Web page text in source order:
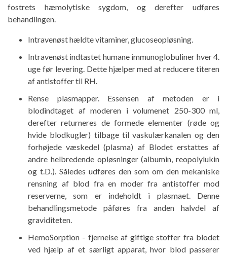
fostrets hæmolytiske sygdom, og derefter udføres
behandlingen.
Intravenøst ​​hældte vitaminer, glucoseopløsning.
Intravenøst ​​indtastet humane immunoglobuliner hver 4.
uge før levering. Dette hjælper med at reducere titeren
af ​​antistoffer til RH.
Rense plasmapper. Essensen af ​​metoden er i
blodindtaget af moderen i volumenet 250-300 ml,
derefter returneres de formede elementer (røde og
hvide blodkugler) tilbage til vaskulærkanalen og den
forhøjede væskedel (plasma) af Blodet erstattes af
andre helbredende opløsninger (albumin, reopolylukin
og t.D.). Således udføres den som om den mekaniske
rensning af blod fra en moder fra antistoffer mod
reserverne, som er indeholdt i plasmaet. Denne
behandlingsmetode påføres fra anden halvdel af
graviditeten.
HemoSorption - fjernelse af giftige stoffer fra blodet
ved hjælp af et særligt apparat, hvor blod passerer